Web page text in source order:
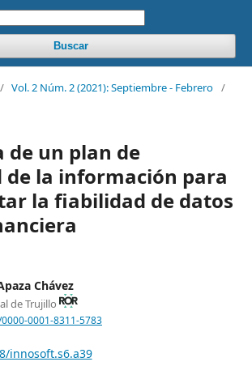
Buscar
/ Vol. 2 Núm. 2 (2021): Septiembre - Febrero /
de un plan de
de la información para
la fiabilidad de datos
Chávez
de Trujillo
0001-8311-5783
innosoft.s6.a39